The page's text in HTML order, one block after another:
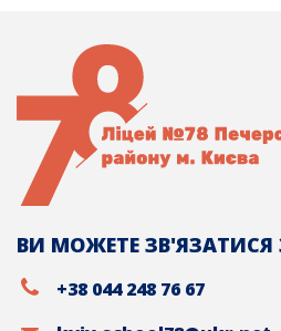
ВИ МОЖЕТЕ
+38 044 248 76 67